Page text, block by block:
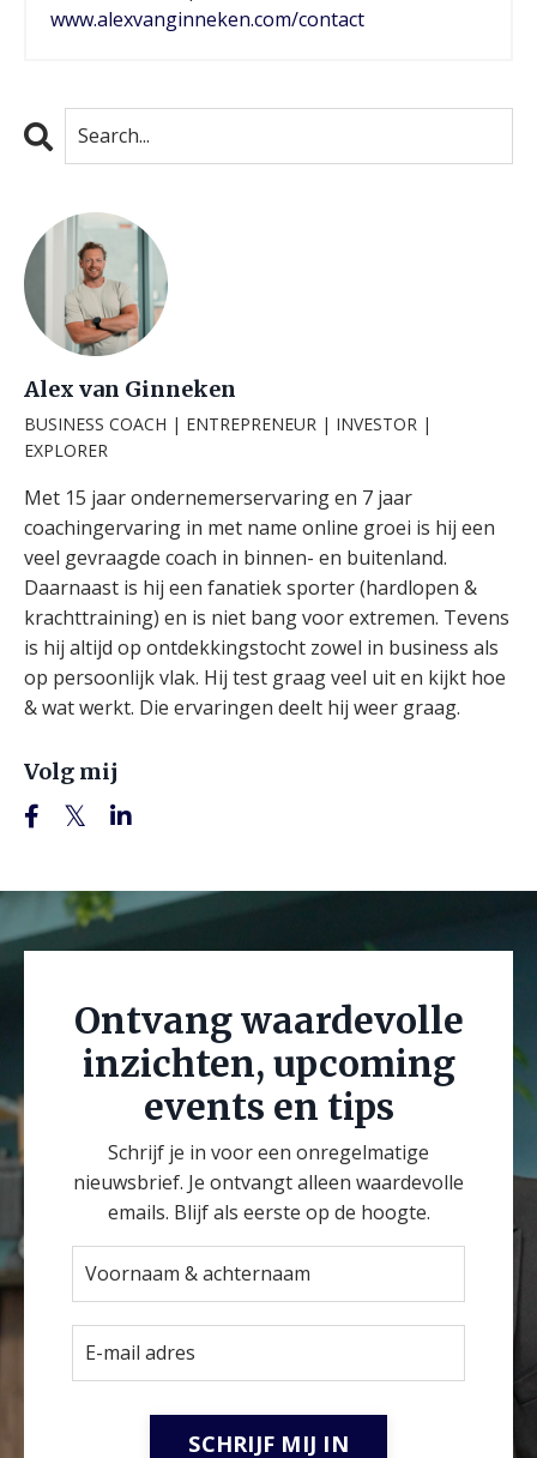
www.alexvanginneken.com/contact
Alex van Ginneken
BUSINESS COACH | ENTREPRENEUR | INVESTOR |
EXPLORER
Met 15 jaar ondernemerservaring en 7 jaar
coachingervaring in met name online groei is hij een
veel gevraagde coach in binnen- en buitenland.
Daarnaast is hij een fanatiek sporter (hardlopen &
krachttraining) en is niet bang voor extremen. Tevens
is hij altijd op ontdekkingstocht zowel in business als
op persoonlijk vlak. Hij test graag veel uit en kijkt hoe
& wat werkt. Die ervaringen deelt hij weer graag.
Volg mij
Ontvang waardevolle
inzichten, upcoming
events en tips
Schrijf je in voor een onregelmatige
nieuwsbrief. Je ontvangt alleen waardevolle
emails. Blijf als eerste op de hoogte.
SCHRIJF MIJ IN